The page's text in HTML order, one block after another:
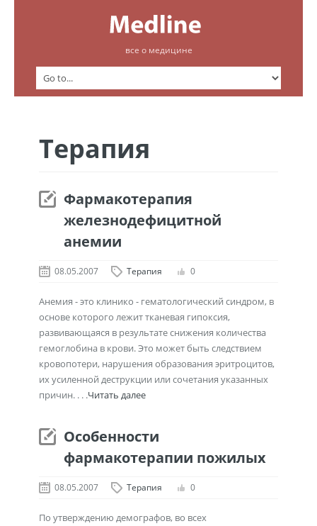
все о медицине
Терапия
Фармакотерапия
железнодефицитной
анемии
08.05.2007 Терапия 0
Анемия - это клинико - гематологический синдром, в
основе которого лежит тканевая гипоксия,
развивающаяся в результате снижения количества
гемоглобина в крови. Это может быть следствием
кровопотери, нарушения образования эритроцитов,
их усиленной деструкции или сочетания указанных
причин. . . .Читать далее
Особенности
фармакотерапии пожилых
08.05.2007 Терапия 0
По утверждению демографов, во всех